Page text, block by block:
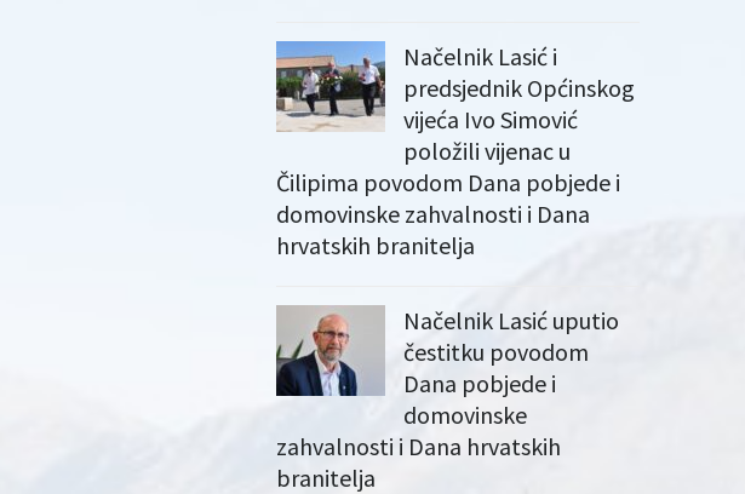
Načelnik Lasić i
predsjednik Općinskog
vijeća Ivo Simović
položili vijenac u
Čilipima povodom Dana pobjede i
domovinske zahvalnosti i Dana
hrvatskih branitelja
Načelnik Lasić uputio
čestitku povodom
Dana pobjede i
domovinske
zahvalnosti i Dana hrvatskih
branitelja